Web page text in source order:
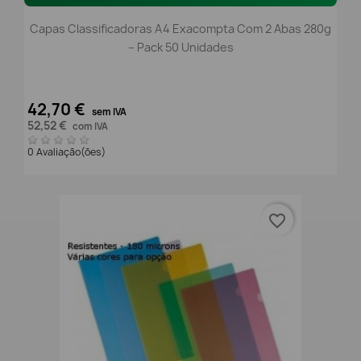
Capas Classificadoras A4 Exacompta Com 2 Abas 280g
– Pack 50 Unidades
42,70 € sem IVA
52,52 € com IVA
0 Avaliação(ões)
favorite_border